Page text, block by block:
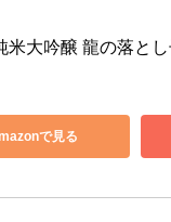
米大吟醸 龍の落と
で見る